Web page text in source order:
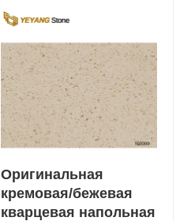
Оригинальная
кремовая/бежевая
кварцевая напольная